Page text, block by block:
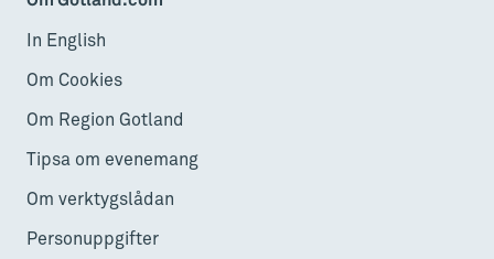
In English
Om Cookies
Om Region Gotland
Tipsa om evenemang
Om verktygslådan
Personuppgifter